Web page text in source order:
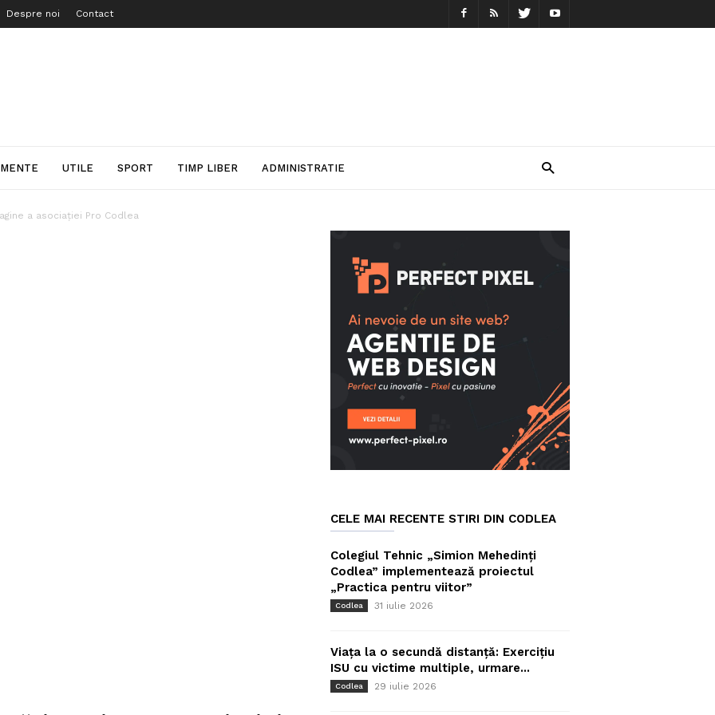
Despre noi Contact
UTILE SPORT TIMP LIBER ADMINISTRATIE
a asociației Pro Codlea
CELE MAI RECENTE STIRI DIN CODLEA
Colegiul Tehnic „Simion Mehedinți
Codlea” implementează proiectul
„Practica pentru viitor”
Codlea 31 iulie 2026
Viața la o secundă distanță: Exercițiu
ISU cu victime multiple, urmare...
Codlea 29 iulie 2026